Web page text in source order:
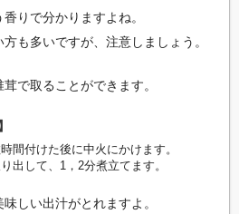
りで分かりますよね。
も多いですが、注意しましょう。
で取ることができます。
間付けた後に中火にかけます。
出して、1，2分煮立てます。
しい出汁がとれますよ。